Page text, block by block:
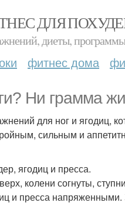
ДЛЯ
диеты, программы
фитнес дома
Ни грамма
для ног и ягодиц,
сильным и
ягодиц и пресса.
колени согнуты,
и пресса напряженными.